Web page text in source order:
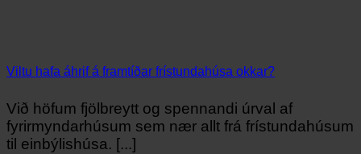
Viltu hafa áhrif á framtíðar frístundahúsa okkar?
Við höfum fjölbreytt og spennandi úrval af
fyrirmyndarhúsum sem nær allt frá frístundahúsum
til einbýlishúsa. [...]